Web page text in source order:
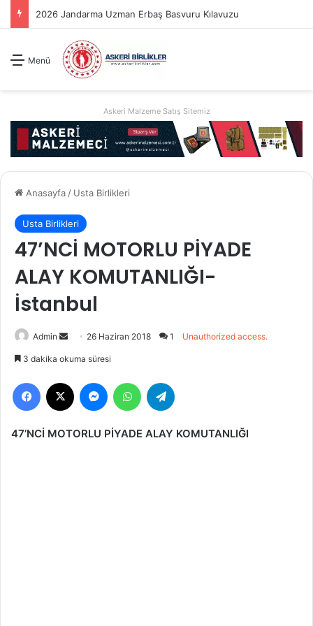
2026 Jandarma Uzman Erbaş Basvuru Kılavuzu
Menü
Askeri Malzeme Satış Sitemiz
Anasayfa / Usta Birlikleri
Usta Birlikleri
47’NCİ MOTORLU PİYADE
ALAY KOMUTANLIĞI-
İstanbul
Admin
Bir
göndermek
26 Haziran 2018 1 Unauthorized access.
3 dakika okuma süresi
Facebook MessengerWhatsApp
47’NCİ MOTORLU PİYADE ALAY KOMUTANLIĞI